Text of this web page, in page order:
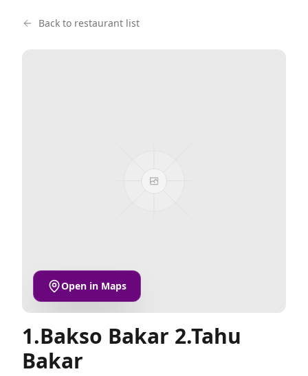
Back to restaurant list
Open in Maps
1.Bakso Bakar 2.Tahu
Bakar